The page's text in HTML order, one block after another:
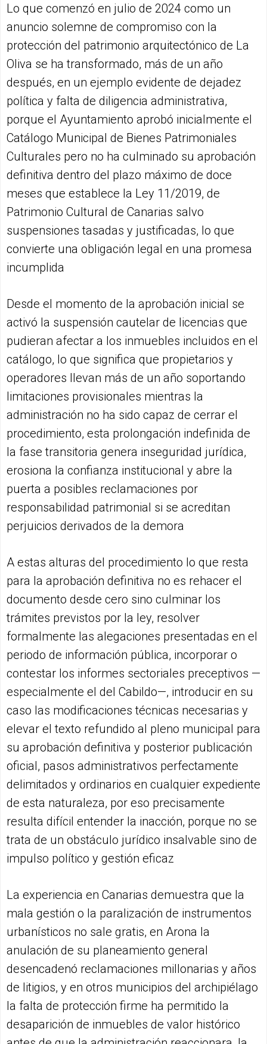
Lo que comenzó en julio de 2024 como un
anuncio solemne de compromiso con la
protección del patrimonio arquitectónico de La
Oliva se ha transformado, más de un año
después, en un ejemplo evidente de dejadez
política y falta de diligencia administrativa,
porque el Ayuntamiento aprobó inicialmente el
Catálogo Municipal de Bienes Patrimoniales
Culturales pero no ha culminado su aprobación
definitiva dentro del plazo máximo de doce
meses que establece la Ley 11/2019, de
Patrimonio Cultural de Canarias salvo
suspensiones tasadas y justificadas, lo que
convierte una obligación legal en una promesa
incumplida
Desde el momento de la aprobación inicial se
activó la suspensión cautelar de licencias que
pudieran afectar a los inmuebles incluidos en el
catálogo, lo que significa que propietarios y
operadores llevan más de un año soportando
limitaciones provisionales mientras la
administración no ha sido capaz de cerrar el
procedimiento, esta prolongación indefinida de
la fase transitoria genera inseguridad jurídica,
erosiona la confianza institucional y abre la
puerta a posibles reclamaciones por
responsabilidad patrimonial si se acreditan
perjuicios derivados de la demora
A estas alturas del procedimiento lo que resta
para la aprobación definitiva no es rehacer el
documento desde cero sino culminar los
trámites previstos por la ley, resolver
formalmente las alegaciones presentadas en el
periodo de información pública, incorporar o
contestar los informes sectoriales preceptivos —
especialmente el del Cabildo—, introducir en su
caso las modificaciones técnicas necesarias y
elevar el texto refundido al pleno municipal para
su aprobación definitiva y posterior publicación
oficial, pasos administrativos perfectamente
delimitados y ordinarios en cualquier expediente
de esta naturaleza, por eso precisamente
resulta difícil entender la inacción, porque no se
trata de un obstáculo jurídico insalvable sino de
impulso político y gestión eficaz
La experiencia en Canarias demuestra que la
mala gestión o la paralización de instrumentos
urbanísticos no sale gratis, en Arona la
anulación de su planeamiento general
desencadenó reclamaciones millonarias y años
de litigios, y en otros municipios del archipiélago
la falta de protección firme ha permitido la
desaparición de inmuebles de valor histórico